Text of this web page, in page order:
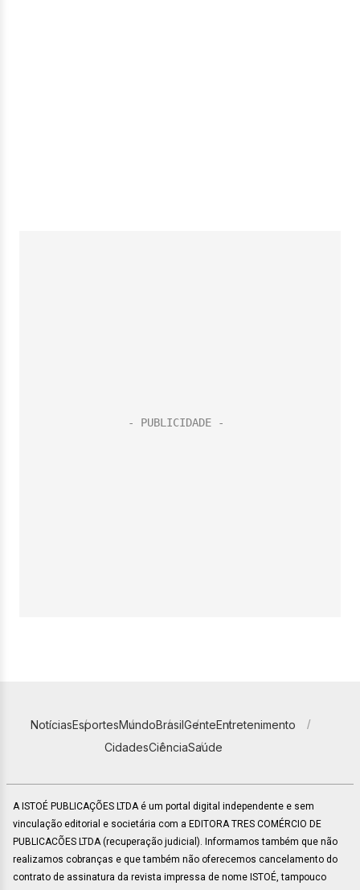
NotíciasEsportesMundoBrasilGenteEntretenimento
CidadesCiênciaSaúde
A ISTOÉ PUBLICAÇÕES LTDA é um portal digital independente e sem
vinculação editorial e societária com a EDITORA TRES COMÉRCIO DE
PUBLICACÕES LTDA (recuperação judicial). Informamos também que não
realizamos cobranças e que também não oferecemos cancelamento do
contrato de assinatura da revista impressa de nome ISTOÉ, tampouco